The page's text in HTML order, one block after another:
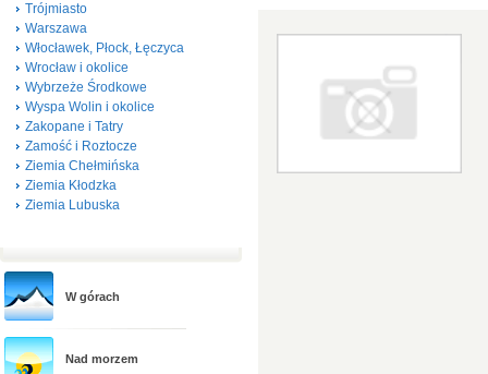
Trójmiasto
Warszawa
Włocławek, Płock, Łęczyca
Wrocław i okolice
Wybrzeże Środkowe
Wyspa Wolin i okolice
Zakopane i Tatry
Zamość i Roztocze
Ziemia Chełmińska
Ziemia Kłodzka
Ziemia Lubuska
W górach
Nad morzem